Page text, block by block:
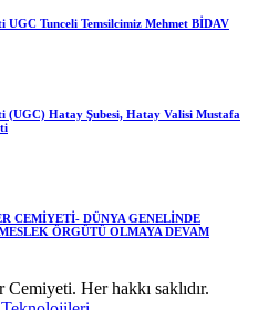
UGC Tunceli Temsilcimiz Mehmet BİDAV
(UGC) Hatay Şubesi, Hatay Valisi Mustafa
CEMİYETİ- DÜNYA GENELİNDE
ÖRGÜTÜ OLMAYA DEVAM
Her hakkı saklıdır.